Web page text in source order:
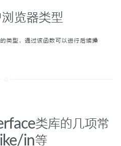
览器类型
类型，通过该函数可以进行后续操
类库的几项常
in等